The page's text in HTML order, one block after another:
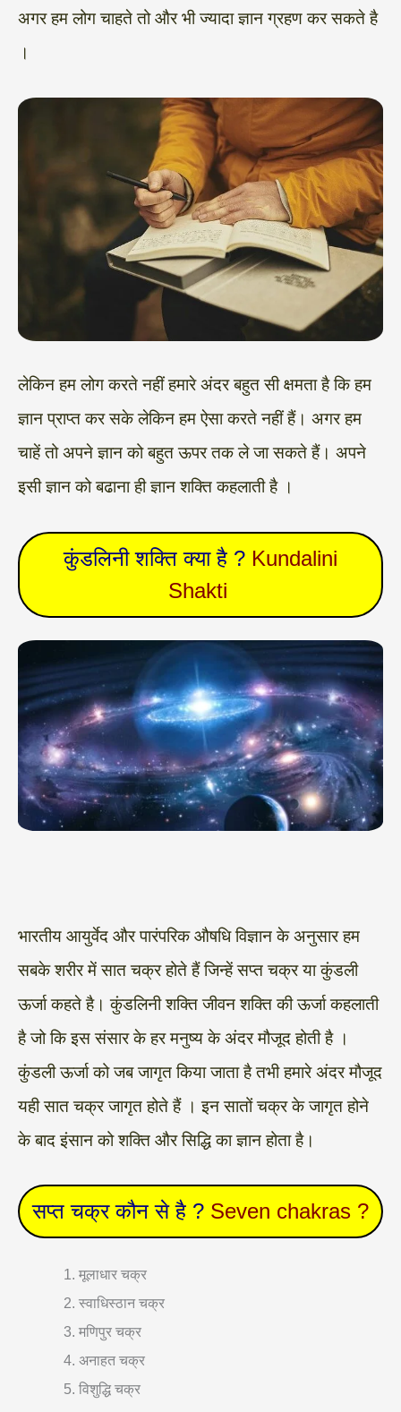
अगर हम लोग चाहते तो और भी ज्यादा ज्ञान ग्रहण कर सकते है
।
लेकिन हम लोग करते नहीं हमारे अंदर बहुत सी क्षमता है कि हम
ज्ञान प्राप्त कर सके लेकिन हम ऐसा करते नहीं हैं। अगर हम
चाहें तो अपने ज्ञान को बहुत ऊपर तक ले जा सकते हैं। अपने
इसी ज्ञान को बढाना ही ज्ञान शक्ति कहलाती है ।
कुंडलिनी शक्ति क्या है ? Kundalini
Shakti
भारतीय आयुर्वेद और पारंपरिक औषधि विज्ञान के अनुसार हम
सबके शरीर में सात चक्र होते हैं जिन्हें सप्त चक्र या कुंडली
ऊर्जा कहते है। कुंडलिनी शक्ति जीवन शक्ति की ऊर्जा कहलाती
है जो कि इस संसार के हर मनुष्य के अंदर मौजूद होती है ।
कुंडली ऊर्जा को जब जागृत किया जाता है तभी हमारे अंदर मौजूद
यही सात चक्र जागृत होते हैं । इन सातों चक्र के जागृत होने
के बाद इंसान को शक्ति और सिद्धि का ज्ञान होता है।
सप्त चक्र कौन से है ? Seven chakras ?
मूलाधार चक्र
स्वाधिस्ठान चक्र
मणिपुर चक्र
अनाहत चक्र
विशुद्धि चक्र